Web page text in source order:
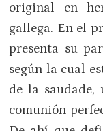
original en
gallega. En el
presenta su
según la cual
de la
comunión